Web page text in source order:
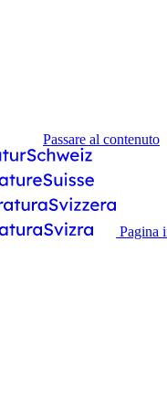
Passare al contenuto
Pagina